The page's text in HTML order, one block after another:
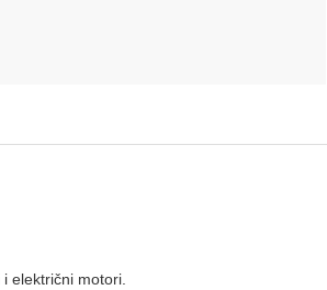
električni motori.